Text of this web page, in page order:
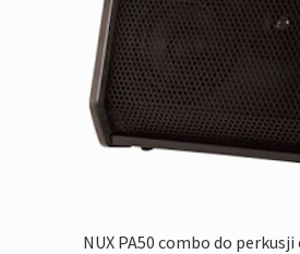
NUX PA50 combo do